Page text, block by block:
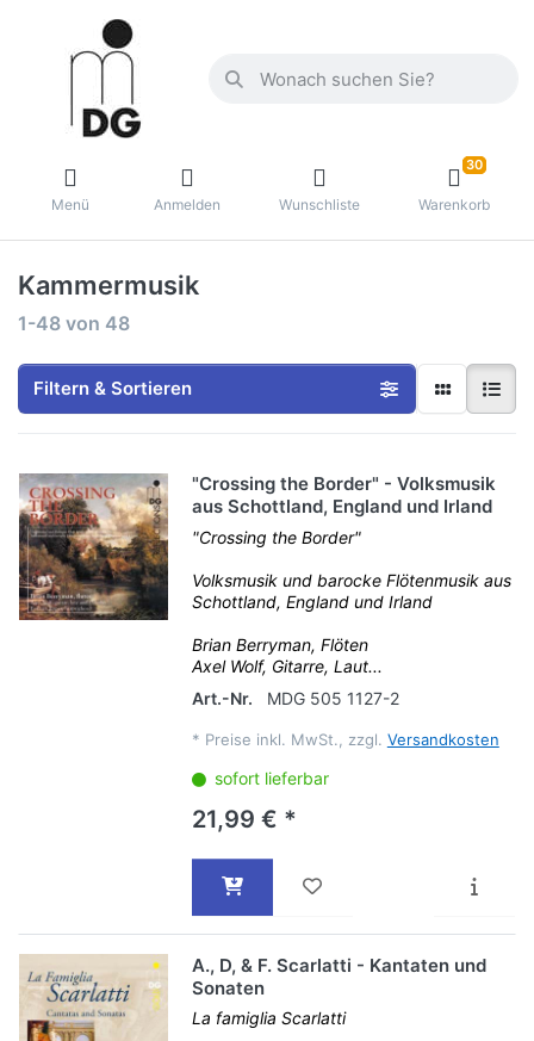
Menü Anmelden Wunschliste
30
Warenkorb
Kammermusik
1-48 von 48
Filtern & Sortieren
"Crossing the Border" - Volksmusik
aus Schottland, England und Irland
"Crossing the Border"
Volksmusik und barocke Flötenmusik aus
Schottland, England und Irland
Brian Berryman, Flöten
Axel Wolf, Gitarre, Laut...
Art.-Nr.
MDG 505 1127-2
* Preise inkl. MwSt., zzgl. Versandkosten
sofort lieferbar
21,99 € *
A., D, & F. Scarlatti - Kantaten und
Sonaten
La famiglia Scarlatti